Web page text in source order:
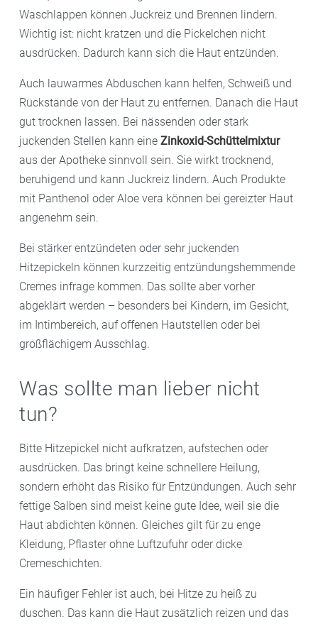
Waschlappen können Juckreiz und Brennen lindern.
Wichtig ist: nicht kratzen und die Pickelchen nicht
ausdrücken. Dadurch kann sich die Haut entzünden.
Auch lauwarmes Abduschen kann helfen, Schweiß und
Rückstände von der Haut zu entfernen. Danach die Haut
gut trocknen lassen. Bei nässenden oder stark
juckenden Stellen kann eine Zinkoxid-Schüttelmixtur
aus der Apotheke sinnvoll sein. Sie wirkt trocknend,
beruhigend und kann Juckreiz lindern. Auch Produkte
mit Panthenol oder Aloe vera können bei gereizter Haut
angenehm sein.
Bei stärker entzündeten oder sehr juckenden
Hitzepickeln können kurzzeitig entzündungshemmende
Cremes infrage kommen. Das sollte aber vorher
abgeklärt werden – besonders bei Kindern, im Gesicht,
im Intimbereich, auf offenen Hautstellen oder bei
großflächigem Ausschlag.
Was sollte man lieber nicht
tun?
Bitte Hitzepickel nicht aufkratzen, aufstechen oder
ausdrücken. Das bringt keine schnellere Heilung,
sondern erhöht das Risiko für Entzündungen. Auch sehr
fettige Salben sind meist keine gute Idee, weil sie die
Haut abdichten können. Gleiches gilt für zu enge
Kleidung, Pflaster ohne Luftzufuhr oder dicke
Cremeschichten.
Ein häufiger Fehler ist auch, bei Hitze zu heiß zu
duschen. Das kann die Haut zusätzlich reizen und das